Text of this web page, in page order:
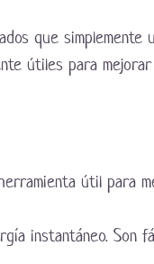
que simplemente
útiles para
útil para
instantáneo. Son